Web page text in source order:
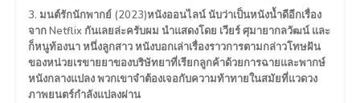
3. มนต์รักนักพากย์ (2023)หนังออนไลน์ นับว่าเป็นหนังน้ำดีอีกเรื่อง
จาก Netflix กันเลยล่ะครับผม นำแสดงโดย เวียร์ ศุมายากลวัฒน์ และ
ก็หนูท้องนา หนึ่งลูกสาว หนังบอกเล่าเรื่องราวการตามกล่าวโทษฝัน
ของหน่วยเรขายยาของบริษัทยาที่เรียกลูกค้าด้วยการฉายและพากษ์
หนังกลางแปลง พวกเขาจำต้องเจอกับความท้าทายในสมัยที่แวดวง
ภาพยนตร์กำลังแปลงผ่าน